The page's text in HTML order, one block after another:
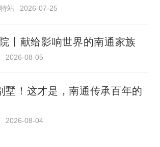
站 2026-07-25
丨献给影响世界的南通家族
2026-08-05
墅！这才是，南通传承百年的
2026-08-04